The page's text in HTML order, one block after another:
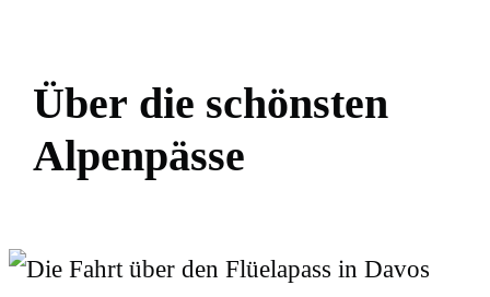
Über die schönsten
Alpenpässe